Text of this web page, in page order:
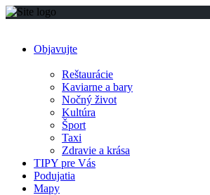
Objavujte
Reštaurácie
Kaviarne a bary
Nočný život
Kultúra
Šport
Taxi
Zdravie a krása
TIPY pre Vás
Podujatia
Mapy